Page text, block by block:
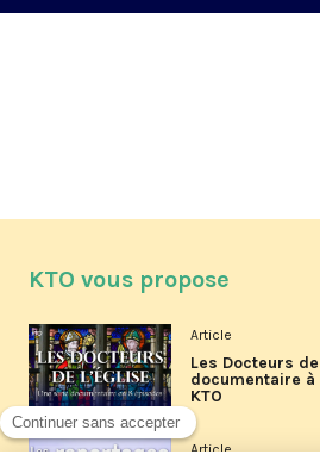
KTO vous propose
Article
Les Docteurs
documentaire
KTO
Article